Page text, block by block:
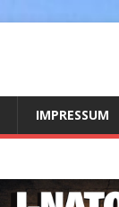
IMPRESSUM